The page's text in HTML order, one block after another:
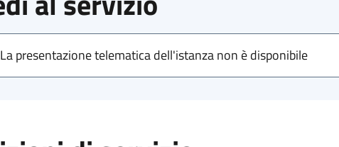
La presentazione telematica dell'istanza non è disponibile